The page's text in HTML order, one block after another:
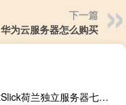
下一篇
华为云服务器怎么购买
HostSlick荷兰独立服务器七折优惠：41.3欧元/月起，支持支付宝/Paypal